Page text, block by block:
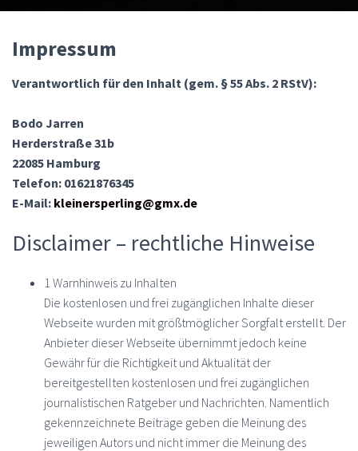
Impressum
Verantwortlich für den Inhalt (gem. § 55 Abs. 2 RStV):
Bodo Jarren
Herderstraße 31b
22085 Hamburg
Telefon: 01621876345
E-Mail: kleinersperling@gmx.de
Disclaimer – rechtliche Hinweise
1 Warnhinweis zu Inhalten
Die kostenlosen und frei zugänglichen Inhalte dieser
Webseite wurden mit größtmöglicher Sorgfalt erstellt. Der
Anbieter dieser Webseite übernimmt jedoch keine
Gewähr für die Richtigkeit und Aktualität der
bereitgestellten kostenlosen und frei zugänglichen
journalistischen Ratgeber und Nachrichten. Namentlich
gekennzeichnete Beiträge geben die Meinung des
jeweiligen Autors und nicht immer die Meinung des